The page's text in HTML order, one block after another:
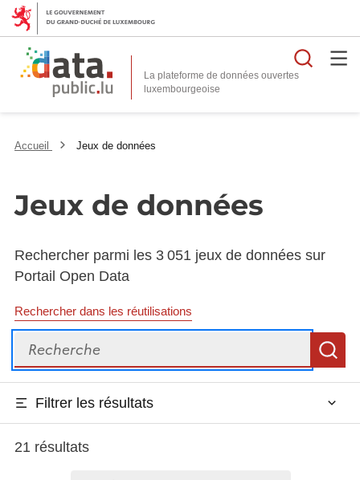
La plateforme de données ouvertes
Accueil Jeux de données
Jeux de données
Rechercher parmi les 3 051 jeux de données sur
Portail Open Data
Rechercher dans les réutilisations
Recherche
Filtrer les résultats
21 résultats